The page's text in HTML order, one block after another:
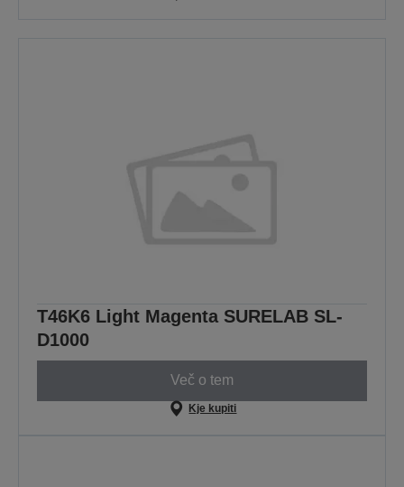
T46K6 Light Magenta SURELAB SL-
D1000
Več o tem
Kje kupiti